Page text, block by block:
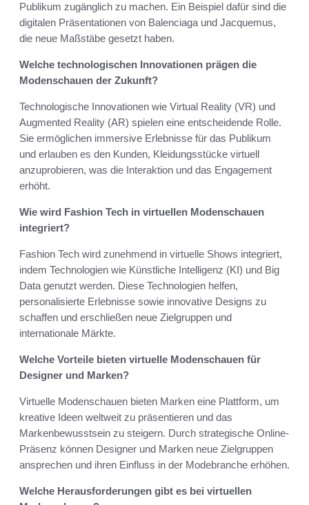
Publikum zugänglich zu machen. Ein Beispiel dafür sind die
digitalen Präsentationen von Balenciaga und Jacquemus,
die neue Maßstäbe gesetzt haben.
Welche technologischen Innovationen prägen die
Modenschauen der Zukunft?
Technologische Innovationen wie Virtual Reality (VR) und
Augmented Reality (AR) spielen eine entscheidende Rolle.
Sie ermöglichen immersive Erlebnisse für das Publikum
und erlauben es den Kunden, Kleidungsstücke virtuell
anzuprobieren, was die Interaktion und das Engagement
erhöht.
Wie wird Fashion Tech in virtuellen Modenschauen
integriert?
Fashion Tech wird zunehmend in virtuelle Shows integriert,
indem Technologien wie Künstliche Intelligenz (KI) und Big
Data genutzt werden. Diese Technologien helfen,
personalisierte Erlebnisse sowie innovative Designs zu
schaffen und erschließen neue Zielgruppen und
internationale Märkte.
Welche Vorteile bieten virtuelle Modenschauen für
Designer und Marken?
Virtuelle Modenschauen bieten Marken eine Plattform, um
kreative Ideen weltweit zu präsentieren und das
Markenbewusstsein zu steigern. Durch strategische Online-
Präsenz können Designer und Marken neue Zielgruppen
ansprechen und ihren Einfluss in der Modebranche erhöhen.
Welche Herausforderungen gibt es bei virtuellen